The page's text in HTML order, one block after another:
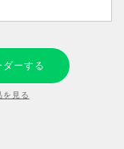
ーする
を見る